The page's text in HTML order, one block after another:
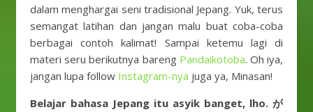
dalam menghargai seni tradisional Jepang. Yuk, terus
semangat latihan dan jangan malu buat coba-coba
berbagai contoh kalimat! Sampai ketemu lagi di
materi seru berikutnya bareng Pandaikotoba. Oh iya,
jangan lupa follow Instagram-nya juga ya, Minasan!
Belajar bahasa Jepang itu asyik banget, lho. が